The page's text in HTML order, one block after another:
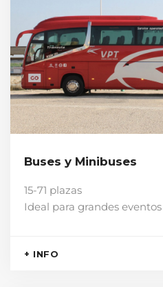
Buses y Minibuses
15-71 plazas
Ideal para grandes
+ INFO